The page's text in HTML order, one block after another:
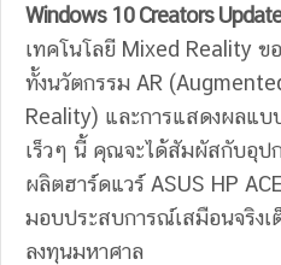
Windows 10 Creators Update
เทคโนโลยี Mixed Reality
ทั้งนวัตกรรม AR
Reality) และการแสดงผลแบ
เร็วๆ นี้ คุณจะได้สัมผัสกับอุป
ผลิตฮาร์ดแวร์ ASUS HP
มอบประสบการณ์เสมือนจริง
ลงทุนมหาศาล